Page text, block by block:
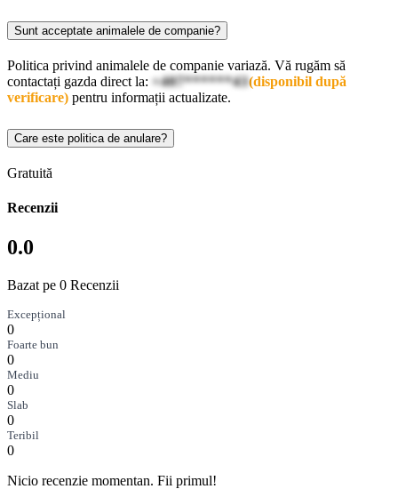
Sunt acceptate animalele de companie?
Politica privind animalele de companie variază. Vă rugăm să
contactați gazda direct la: +407******43(disponibil după
verificare) pentru informații actualizate.
Care este politica de anulare?
Gratuită
Recenzii
0.0
Bazat pe 0 Recenzii
Excepțional
0
Foarte bun
0
Mediu
0
Slab
0
Teribil
0
Nicio recenzie momentan. Fii primul!